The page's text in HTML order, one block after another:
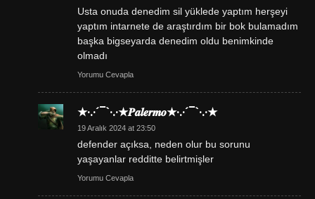
Usta onuda denedim sil yüklede yaptım herşeyi
yaptım intarnete de araştırdım bir bok bulamadım
başka bigseyarda denedim oldu benimkinde
olmadı
Yorumu Cevapla
★·.·´¯`·.·★𝑷𝒂𝒍𝒆𝒓𝒎𝒐★·.·´¯`·.·★
19 Aralık 2024 at 23:50
defender açıksa, neden olur bu sorunu
yaşayanlar redditte belirtmişler
Yorumu Cevapla